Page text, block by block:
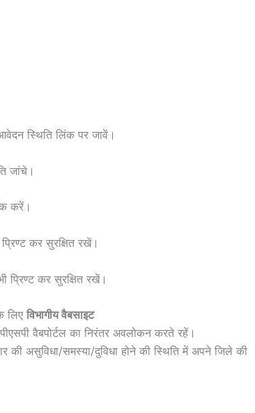
स्थिति लिंक पर जावें।
जांचे।
करें।
कर सुरक्षित रखें।
प्रिण्ट कर सुरक्षित रखें।
लिए विभागीय वैबसाइट
वैबपोर्टल का निरंतर अवलोकन करते रहें।
की असुविधा/समस्या/दुविधा होने की स्थिति में अपने जिले की